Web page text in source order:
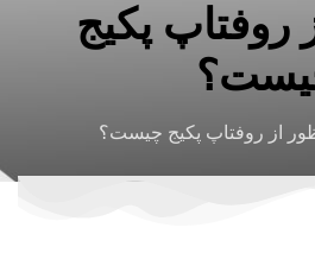
روفتاپ پکیج
از روفتاپ پکیج چیست؟